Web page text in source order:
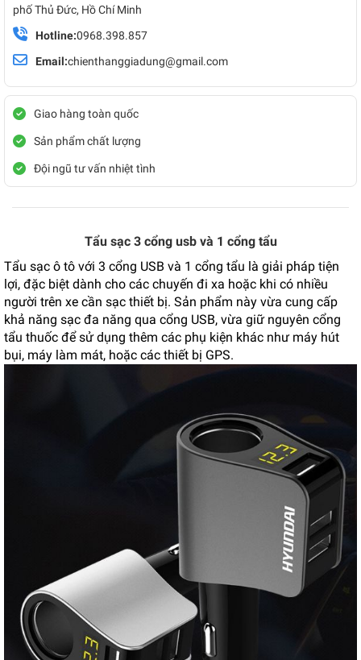
phố Thủ Đức, Hồ Chí Minh
Hotline:0968.398.857
Email:chienthanggiadung@gmail.com
Giao hàng toàn quốc
Sản phẩm chất lượng
Đội ngũ tư vấn nhiệt tình
Tẩu sạc 3 cổng usb và 1 cổng tẩu
Tẩu sạc ô tô với 3 cổng USB và 1 cổng tẩu là giải pháp tiện
lợi, đặc biệt dành cho các chuyến đi xa hoặc khi có nhiều
người trên xe cần sạc thiết bị. Sản phẩm này vừa cung cấp
khả năng sạc đa năng qua cổng USB, vừa giữ nguyên cổng
tẩu thuốc để sử dụng thêm các phụ kiện khác như máy hút
bụi, máy làm mát, hoặc các thiết bị GPS.